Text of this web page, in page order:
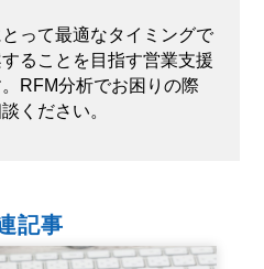
って最適なタイミングで
ることを目指す営業支援
RFM分析でお困りの際
ください。
記事